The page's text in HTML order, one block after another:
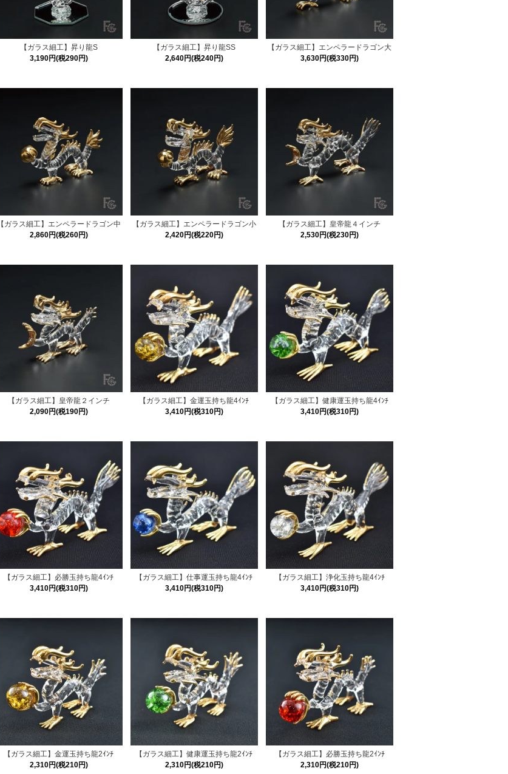
【ガラス細工】昇り龍S
3,190円(税290円)
【ガラス細工】昇り龍SS
2,640円(税240円)
【ガラス細工】エンペラードラゴン大
3,630円(税330円)
【ガラス細工】エンペラードラゴン中
2,860円(税260円)
【ガラス細工】エンペラードラゴン小
2,420円(税220円)
【ガラス細工】皇帝龍４インチ
2,530円(税230円)
【ガラス細工】皇帝龍２インチ
2,090円(税190円)
【ガラス細工】金運玉持ち龍4ｲﾝﾁ
3,410円(税310円)
【ガラス細工】健康運玉持ち龍4ｲﾝﾁ
3,410円(税310円)
【ガラス細工】必勝玉持ち龍4ｲﾝﾁ
3,410円(税310円)
【ガラス細工】仕事運玉持ち龍4ｲﾝﾁ
3,410円(税310円)
【ガラス細工】浄化玉持ち龍4ｲﾝﾁ
3,410円(税310円)
【ガラス細工】金運玉持ち龍2ｲﾝﾁ
2,310円(税210円)
【ガラス細工】健康運玉持ち龍2ｲﾝﾁ
2,310円(税210円)
【ガラス細工】必勝玉持ち龍2ｲﾝﾁ
2,310円(税210円)